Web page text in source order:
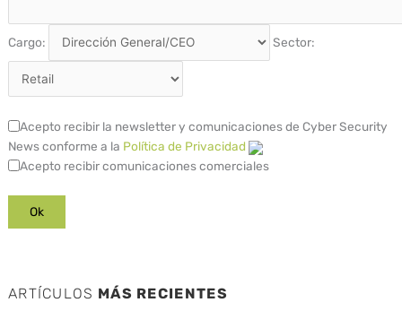
Cargo: Sector:
Acepto recibir la newsletter y comunicaciones de Cyber Security
News conforme a la Política de Privacidad
Acepto recibir comunicaciones comerciales
ARTÍCULOS MÁS RECIENTES